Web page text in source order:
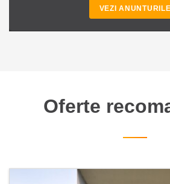
VEZI ANUNTURILE
Oferte